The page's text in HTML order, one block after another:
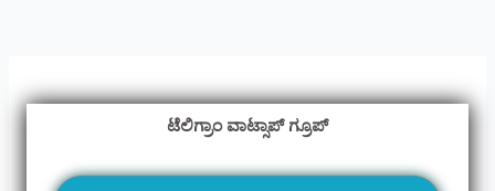
ಟೆಲಿಗ್ರಾಂ ವಾಟ್ಸಾಪ್ ಗ್ರೂಪ್